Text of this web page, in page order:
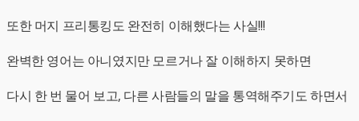
또한 머지 프리통킹도 완전히 이해했다는 사실!!!
완벽한 영어는 아니였지만 모르거나 잘 이해하지 못하면
다시 한 번 물어 보고, 다른 사람들의 말을 통역해주기도 하면서